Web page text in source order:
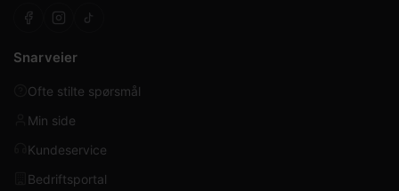
Snarveier
Ofte stilte spørsmål
Min side
Kundeservice
Bedriftsportal